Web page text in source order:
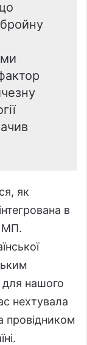
як
в
МП.
для нашого
нехтувала